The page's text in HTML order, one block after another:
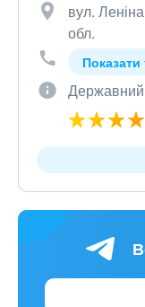
вул.
обл.